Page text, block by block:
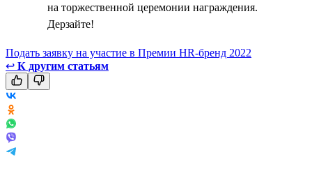
на торжественной церемонии награждения.
Дерзайте!
Подать заявку на участие в Премии HR-бренд 2022
↩ К другим статьям